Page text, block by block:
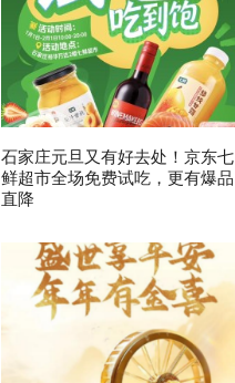
石家庄元旦又有好去处！京东七
鲜超市全场免费试吃，更有爆品
直降